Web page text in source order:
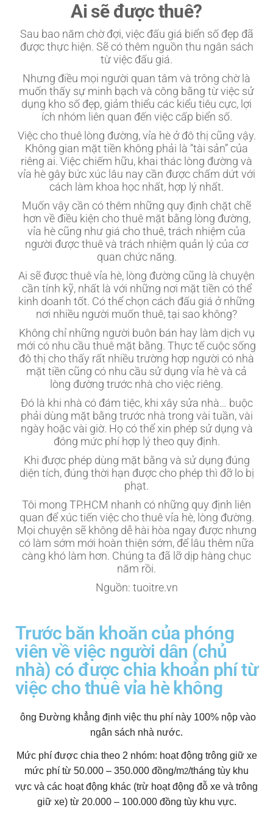
Ai sẽ được thuê?
Sau bao năm chờ đợi, việc đấu giá biển số đẹp đã
được thực hiện. Sẽ có thêm nguồn thu ngân sách
từ việc đấu giá.
Nhưng điều mọi người quan tâm và trông chờ là
muốn thấy sự minh bạch và công bằng từ việc sử
dụng kho số đẹp, giảm thiểu các kiểu tiêu cực, lợi
ích nhóm liên quan đến việc cấp biển số.
Việc cho thuê lòng đường, vỉa hè ở đô thị cũng vậy.
Không gian mặt tiền không phải là “tài sản” của
riêng ai. Việc chiếm hữu, khai thác lòng đường và
vỉa hè gây bức xúc lâu nay cần được chấm dứt với
cách làm khoa học nhất, hợp lý nhất.
Muốn vậy cần có thêm những quy định chặt chẽ
hơn về điều kiện cho thuê mặt bằng lòng đường,
vỉa hè cũng như giá cho thuê, trách nhiệm của
người được thuê và trách nhiệm quản lý của cơ
quan chức năng.
Ai sẽ được thuê vỉa hè, lòng đường cũng là chuyện
cần tính kỹ, nhất là với những nơi mặt tiền có thể
kinh doanh tốt. Có thể chọn cách đấu giá ở những
nơi nhiều người muốn thuê, tại sao không?
Không chỉ những người buôn bán hay làm dịch vụ
mới có nhu cầu thuê mặt bằng. Thực tế cuộc sống
đô thị cho thấy rất nhiều trường hợp người có nhà
mặt tiền cũng có nhu cầu sử dụng vỉa hè và cả
lòng đường trước nhà cho việc riêng.
Đó là khi nhà có đám tiệc, khi xây sửa nhà… buộc
phải dùng mặt bằng trước nhà trong vài tuần, vài
ngày hoặc vài giờ. Họ có thể xin phép sử dụng và
đóng mức phí hợp lý theo quy định.
Khi được phép dùng mặt bằng và sử dụng đúng
diện tích, đúng thời hạn được cho phép thì đỡ lo bị
phạt.
Tôi mong TP.HCM nhanh có những quy định liên
quan để xúc tiến việc cho thuê vỉa hè, lòng đường.
Mọi chuyện sẽ không dễ hài hòa ngay được nhưng
có làm sớm mới hoàn thiện sớm, để lâu thêm nữa
càng khó làm hơn. Chúng ta đã lỡ dịp hàng chục
năm rồi.
Nguồn: tuoitre.vn
Trước băn khoăn của phóng
viên về việc người dân (chủ
nhà) có được chia khoản phí từ
việc cho thuê vỉa hè không
ông Đường khẳng định việc thu phí này 100% nộp vào
ngân sách nhà nước.
Mức phí được chia theo 2 nhóm: hoạt động trông giữ xe
mức phí từ 50.000 – 350.000 đồng/m2/tháng tùy khu
vực và các hoạt động khác (trừ hoạt động đỗ xe và trông
giữ xe) từ 20.000 – 100.000 đồng tùy khu vực.